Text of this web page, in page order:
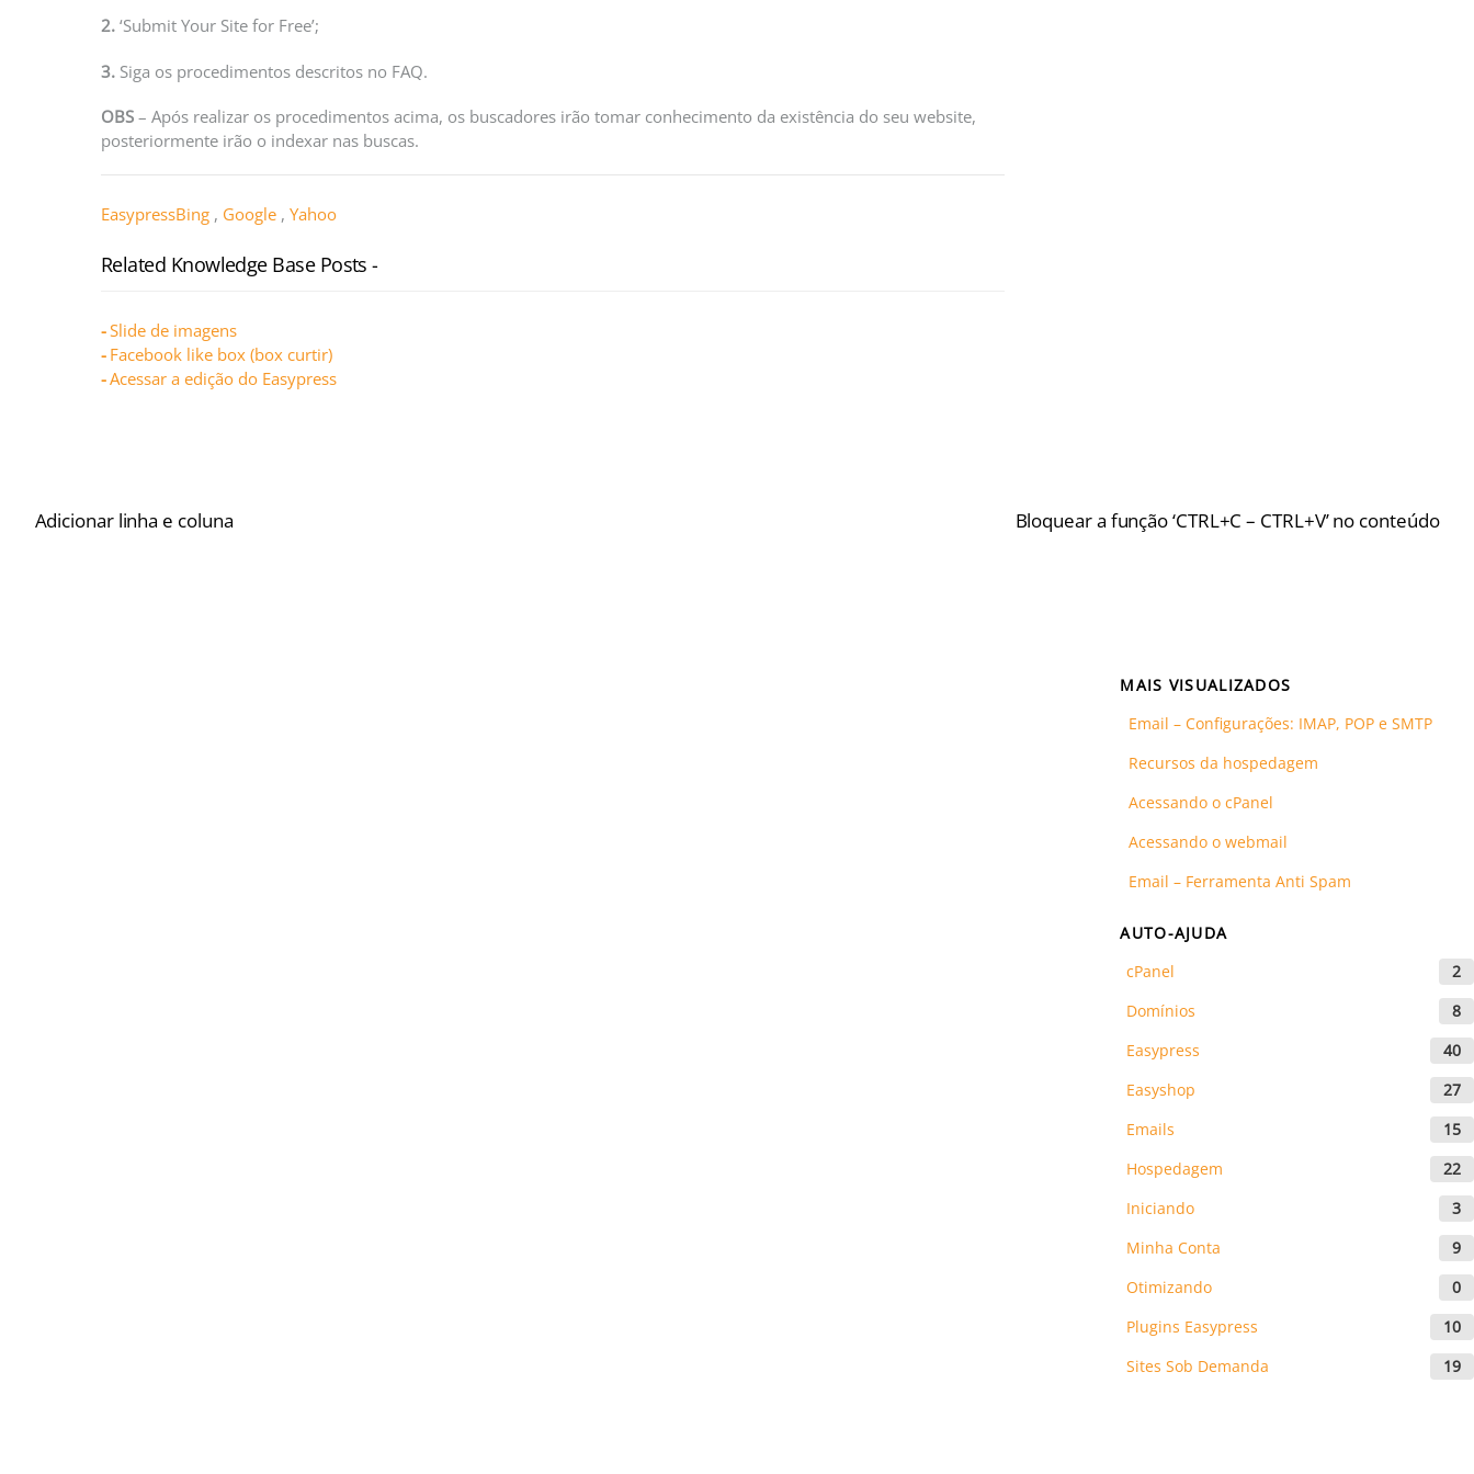
2. ‘Submit Your Site for Free’;
3. Siga os procedimentos descritos no FAQ.
OBS – Após realizar os procedimentos acima, os buscadores irão tomar conhecimento da existência do seu website,
posteriormente irão o indexar nas buscas.
EasypressBing , Google , Yahoo
Related Knowledge Base Posts -
Slide de imagens
Facebook like box (box curtir)
Acessar a edição do Easypress
Adicionar linha e coluna Bloquear a função ‘CTRL+C – CTRL+V’ no conteúdo
MAIS VISUALIZADOS
Email – Configurações: IMAP, POP e SMTP
Recursos da hospedagem
Acessando o cPanel
Acessando o webmail
Email – Ferramenta Anti Spam
AUTO-AJUDA
cPanel
2
Domínios
8
Easypress
40
Easyshop
27
Emails
15
Hospedagem
22
Iniciando
3
Minha Conta
9
Otimizando
0
Plugins Easypress
10
Sites Sob Demanda
19